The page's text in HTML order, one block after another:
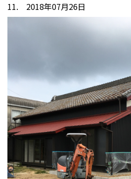
11. 2018年07月26日